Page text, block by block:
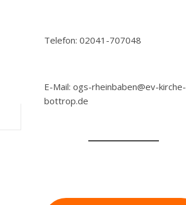
Telefon: 02041-707048
E-Mail: ogs-rheinbaben@ev-kirche-
bottrop.de